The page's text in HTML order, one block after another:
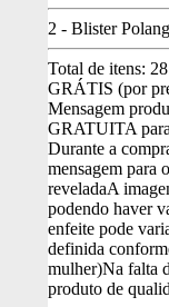
2 - Blister
Total de itens: 28
GRÁTIS (por
Mensagem
GRATUITA para
Durante a
mensagem para
reveladaA
podendo haver
enfeite pode
definida
mulher)Na falta
produto de